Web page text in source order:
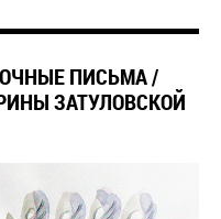
ПИСЬМА /
ЗАТУЛОВСКОЙ